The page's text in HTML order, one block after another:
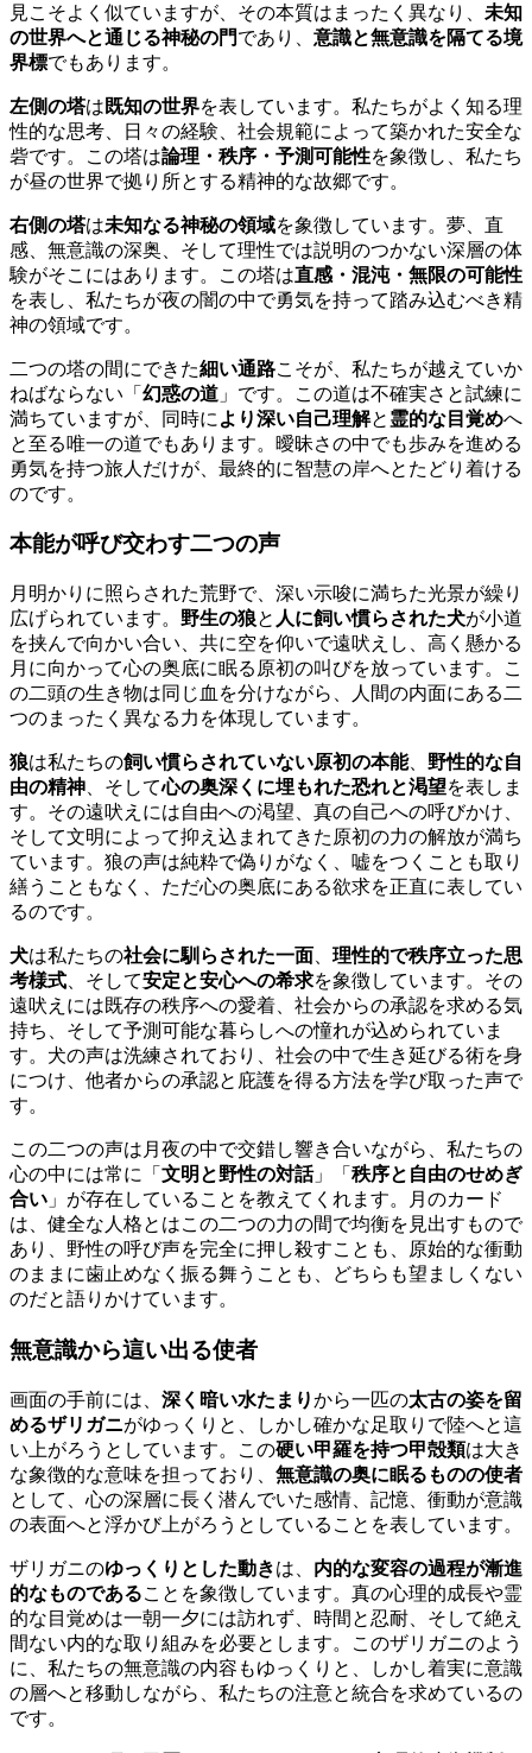
見こそよく似ていますが、その本質はまったく異なり、 未知
の世界へと通じる神秘の門であり、 意識と無意識を隔てる境
界標でもあります。
左側の塔は 既知の世界を表しています。私たちがよく知る理
性的な思考、日々の経験、社会規範によって築かれた安全な
砦です。この塔は論理・秩序・予測可能性を象徴し、私たち
が昼の世界で拠り所とする精神的な故郷です。
右側の塔は未知なる神秘の領域を象徴しています。夢、直
感、無意識の深奥、そして理性では説明のつかない深層の体
験がそこにはあります。この塔は直感・混沌・無限の可能性
を表し、私たちが夜の闇の中で勇気を持って踏み込むべき精
神の領域です。
二つの塔の間にできた細い通路こそが、私たちが越えていか
ねばならない「 幻惑の道 」です。この道は不確実さと試練に
満ちていますが、同時に より深い自己理解と 霊的な目覚めへ
と至る唯一の道でもあります。曖昧さの中でも歩みを進める
勇気を持つ旅人だけが、最終的に智慧の岸へとたどり着ける
のです。
本能が呼び交わす二つの声
月明かりに照らされた荒野で、深い示唆に満ちた光景が繰り
広げられています。 野生の狼と 人に飼い慣らされた犬が小道
を挟んで向かい合い、共に空を仰いで遠吠えし、高く懸かる
月に向かって心の奥底に眠る原初の叫びを放っています。こ
の二頭の生き物は同じ血を分けながら、人間の内面にある二
つのまったく異なる力を体現しています。
狼は私たちの飼い慣らされていない原初の本能、 野性的な自
由の精神 、そして心の奥深くに埋もれた恐れと渇望を表しま
す。その遠吠えには自由への渇望、真の自己への呼びかけ、
そして文明によって抑え込まれてきた原初の力の解放が満ち
ています。狼の声は純粋で偽りがなく、嘘をつくことも取り
繕うこともなく、ただ心の奥底にある欲求を正直に表してい
るのです。
犬は私たちの社会に馴らされた一面
理性的で秩序立った思
考様式 、そして安定と安心への希求を象徴しています。その
遠吠えには既存の秩序への愛着、社会からの承認を求める気
持ち、そして予測可能な暮らしへの憧れが込められていま
す。犬の声は洗練されており、社会の中で生き延びる術を身
につけ、他者からの承認と庇護を得る方法を学び取った声で
す。
この二つの声は月夜の中で交錯し響き合いながら、私たちの
心の中には常に「 文明と野性の対話」「 秩序と自由のせめぎ
合い 」が存在していることを教えてくれます。月のカード
は、健全な人格とはこの二つの力の間で均衡を見出すもので
あり、野性の呼び声を完全に押し殺すことも、原始的な衝動
のままに歯止めなく振る舞うことも、どちらも望ましくない
のだと語りかけています。
無意識から這い出る使者
画面の手前には、 深く暗い水たまりから一匹の太古の姿を留
めるザリガニがゆっくりと、しかし確かな足取りで陸へと這
い上がろうとしています。この硬い甲羅を持つ甲殻類は大き
な象徴的な意味を担っており、 無意識の奥に眠るものの使者
として、心の深層に長く潜んでいた感情、記憶、衝動が意識
の表面へと浮かび上がろうとしていることを表しています。
ザリガニのゆっくりとした動きは、 内的な変容の過程が漸進
的なものであることを象徴しています。真の心理的成長や霊
的な目覚めは一朝一夕には訪れず、時間と忍耐、そして絶え
間ない内的な取り組みを必要とします。このザリガニのよう
に、私たちの無意識の内容もゆっくりと、しかし着実に意識
の層へと移動しながら、私たちの注意と統合を求めているの
です。